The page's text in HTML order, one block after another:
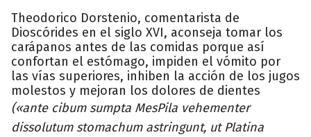
Theodorico Dorstenio, comentarista de
Dioscórides en el siglo XVI, aconseja tomar los
carápanos antes de las comidas porque así
confortan el estómago, impiden el vómito por
las vías superiores, inhiben la acción de los jugos
molestos y mejoran los dolores de dientes
(«ante cibum sumpta MesPila vehementer
dissolutum stomachum astringunt, ut Platina